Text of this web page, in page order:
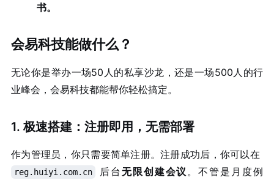
书。
会易科技能做什么？
无论你是举办一场50人的私享沙龙，还是一场500人的行
业峰会，会易科技都能帮你轻松搞定。
1. 极速搭建：注册即用，无需部署
作为管理员，你只需要简单注册。注册成功后，你可以在
reg.huiyi.com.cn 后台 无限创建会议 。不管是月度例